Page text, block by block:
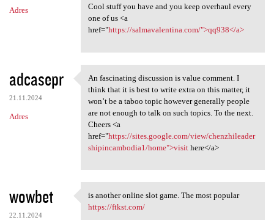
Adres
Cool stuff you have and you keep overhaul every
one of us <a
href="https://salmavalentina.com/">qq938</a>
adcasepr
21.11.2024
Adres
An fascinating discussion is
An fascinating discussion is value comment. I
think that it is best to write extra on this matter, it
won’t be a taboo topic however generally people
are not enough to talk on such topics. To the next.
Cheers <a
href="https://sites.google.com/view/chenzhileader
shipincambodia1/home">visithere</a>
wowbet
22.11.2024
is another online slot game.
is another online slot game. The most popular
https://ftkst.com/